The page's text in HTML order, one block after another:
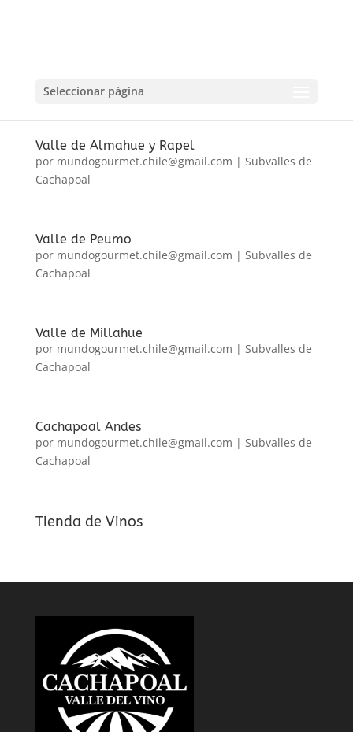
Seleccionar página
Cachapoal
Valle de Almahue y Rapel
por mundogourmet.chile@gmail.com | Subvalles de
Cachapoal
Valle de Peumo
por mundogourmet.chile@gmail.com | Subvalles de
Cachapoal
Valle de Millahue
por mundogourmet.chile@gmail.com | Subvalles de
Cachapoal
Cachapoal Andes
por mundogourmet.chile@gmail.com | Subvalles de
Cachapoal
Tienda de Vinos